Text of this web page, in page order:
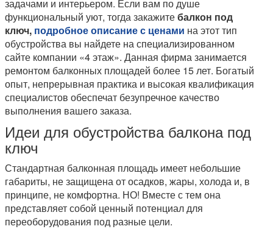
задачами и интерьером. Если вам по душе
функциональный уют, тогда закажитебалкон под
ключ, подробное описание с ценами на этот тип
обустройства вы найдете на специализированном
сайте компании «4 этаж». Данная фирма занимается
ремонтом балконных площадей более 15 лет. Богатый
опыт, непрерывная практика и высокая квалификация
специалистов обеспечат безупречное качество
выполнения вашего заказа.
Идеи для обустройства балкона под
ключ
Стандартная балконная площадь имеет небольшие
габариты, не защищена от осадков, жары, холода и, в
принципе, не комфортна. НО! Вместе с тем она
представляет собой ценный потенциал для
переоборудования под разные цели.